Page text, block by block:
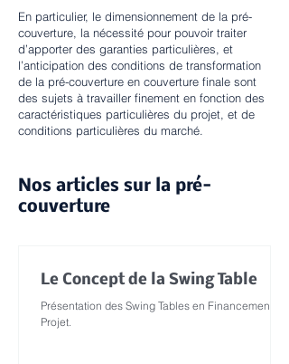
En particulier, le dimensionnement de la pré-
couverture, la nécessité pour pouvoir traiter
d’apporter des garanties particulières, et
l’anticipation des conditions de transformation
de la pré-couverture en couverture finale sont
des sujets à travailler finement en fonction des
caractéristiques particulières du projet, et de
conditions particulières du marché.
Nos articles sur la pré-
couverture
Le Concept de la Swing Table
Présentation des Swing Tables en Financement de
Projet.